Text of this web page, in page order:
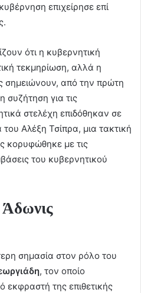
επιχείρησε επί
ότι η κυβερνητική
τεκμηρίωση, αλλά η
σημειώνουν, από την πρώτη
συζήτηση για τις
στελέχη επιδόθηκαν σε
Αλέξη Τσίπρα, μια τακτική
κορυφώθηκε με τις
του κυβερνητικού
σημασία στον ρόλο του
, τον οποίο
της επιθετικής